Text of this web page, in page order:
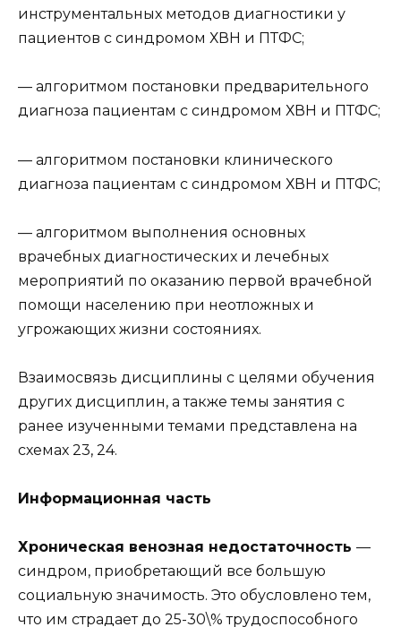
инструментальных методов диагностики у
пациентов с синдромом ХВН и ПТФС;
— алгоритмом постановки предварительного
диагноза пациентам с синдромом ХВН и ПТФС;
— алгоритмом постановки клинического
диагноза пациентам с синдромом ХВН и ПТФС;
— алгоритмом выполнения основных
врачебных диагностических и лечебных
мероприятий по оказанию первой врачебной
помощи населению при неотложных и
угрожающих жизни состояниях.
Взаимосвязь дисциплины с целями обучения
других дисциплин, а также темы занятия с
ранее изученными темами представлена на
схемах 23, 24.
Информационная часть
Хроническая венозная недостаточность —
синдром, приобретающий все большую
социальную значимость. Это обусловлено тем,
что им страдает до 25-30\% трудоспособного